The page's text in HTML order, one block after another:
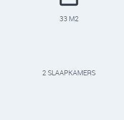
33 M2
2 SLAAPKAMERS